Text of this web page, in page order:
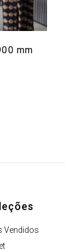
mm
Vendidos